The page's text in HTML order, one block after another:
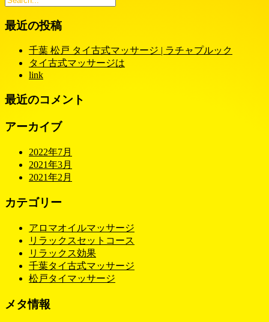
最近の投稿
千葉 松戸 タイ古式マッサージ | ラチャプルック
タイ古式マッサージは
link
最近のコメント
アーカイブ
2022年7月
2021年3月
2021年2月
カテゴリー
アロマオイルマッサージ
リラックスセットコース
リラックス効果
千葉タイ古式マッサージ
松戸タイマッサージ
メタ情報